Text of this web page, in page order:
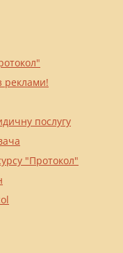
реклами!
послугу
"Протокол"